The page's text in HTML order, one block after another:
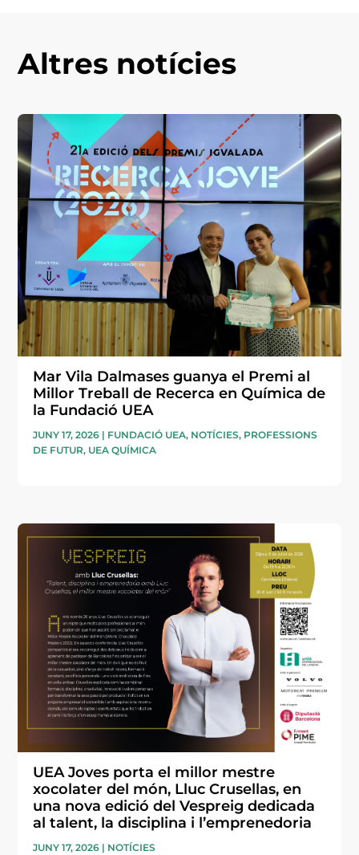
Altres notícies
Mar Vila Dalmases guanya el Premi al
Millor Treball de Recerca en Química de
la Fundació UEA
JUNY 17, 2026 | FUNDACIÓ UEA, NOTÍCIES, PROFESSIONS
DE FUTUR, UEA QUÍMICA
UEA Joves porta el millor mestre
xocolater del món, Lluc Crusellas, en
una nova edició del Vespreig dedicada
al talent, la disciplina i l’emprenedoria
JUNY 17, 2026 | NOTÍCIES